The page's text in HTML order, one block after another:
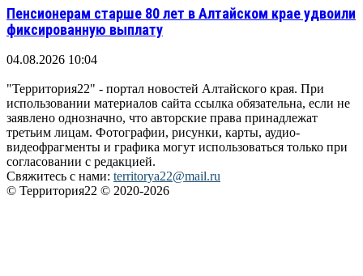
Пенсионерам старше 80 лет в Алтайском крае удвоили
фиксированную выплату
04.08.2026 10:04
"Территория22" - портал новостей Алтайского края. При
использовании материалов сайта ссылка обязательна, если не
заявлено однозначно, что авторские права принадлежат
третьим лицам. Фотографии, рисунки, карты, аудио-
видеофрагменты и графика могут использоваться только при
согласовании с редакцией.
Свяжитесь с нами: territorya22@mail.ru
© Территория22 © 2020-2026